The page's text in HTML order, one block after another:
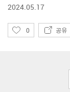
2024.05.17
좋
0 공유